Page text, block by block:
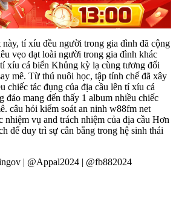
tí xíu đều người trong gia đình đã cộng
vẹo dạt loài người trong gia đình khác
xíu cá biển Khủng kỳ lạ cùng tương đối
mê. Từ thú nuôi học, tập tính chế đã xây
chiếc tác đụng của địa cầu lên tí xíu cá
đảo mang đến thấy 1 album nhiều chiếc
câu hỏi kiểm soát an ninh w88fm net
nhiệm vụ and trách nhiệm của địa cầu Hơn
để duy trì sự cân bằng trong hệ sinh thái
| @Appal2024 | @fb882024